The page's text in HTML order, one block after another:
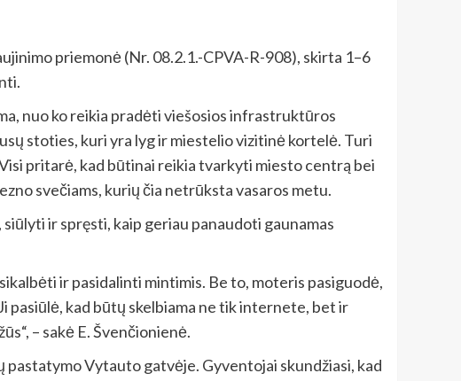
priemonė (Nr. 08.2.1.-CPVA-R-908), skirta 1–6
nuo ko reikia pradėti viešosios infrastruktūros
stoties, kuri yra lyg ir miestelio vizitinė kortelė. Turi
pritarė, kad būtinai reikia tvarkyti miesto centrą bei
svečiams, kurių čia netrūksta vasaros metu.
ir spręsti, kaip geriau panaudoti gaunamas
ir pasidalinti mintimis. Be to, moteris pasiguodė,
pasiūlė, kad būtų skelbiama ne tik internete, bet ir
– sakė E. Švenčionienė.
pastatymo Vytauto gatvėje. Gyventojai skundžiasi, kad